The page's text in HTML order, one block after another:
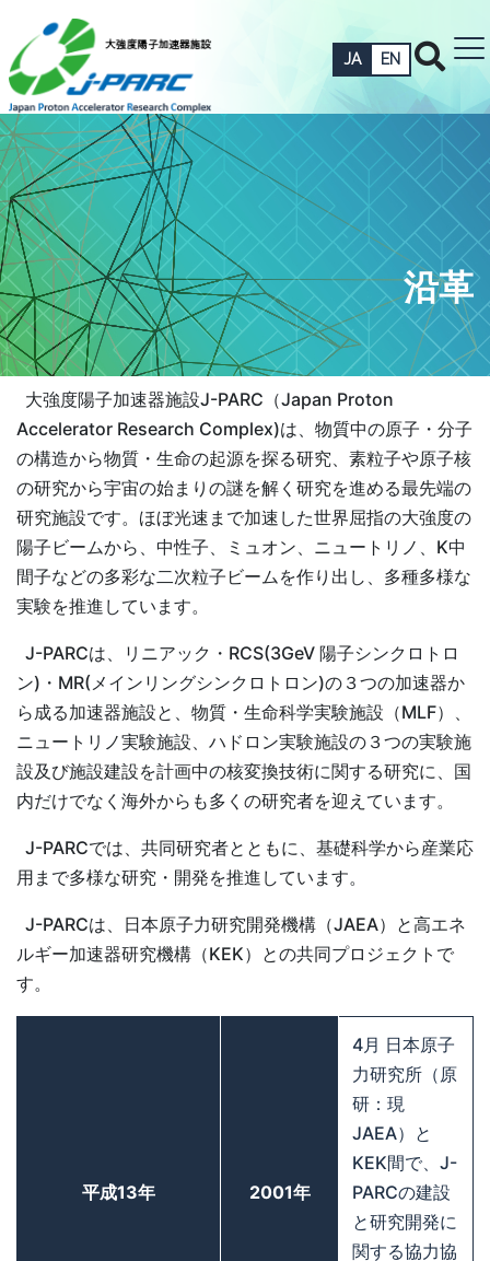
JA EN
沿革
大強度陽子加速器施設J-PARC（Japan Proton
Accelerator Research Complex)は、物質中の原子・分子
の構造から物質・生命の起源を探る研究、素粒子や原子核
の研究から宇宙の始まりの謎を解く研究を進める最先端の
研究施設です。ほぼ光速まで加速した世界屈指の大強度の
陽子ビームから、中性子、ミュオン、ニュートリノ、K中
間子などの多彩な二次粒子ビームを作り出し、多種多様な
実験を推進しています。
J-PARCは、リニアック・RCS(3GeV 陽子シンクロトロ
ン)・MR(メインリングシンクロトロン)の３つの加速器か
ら成る加速器施設と、物質・生命科学実験施設（MLF）、
ニュートリノ実験施設、ハドロン実験施設の３つの実験施
設及び施設建設を計画中の核変換技術に関する研究に、国
内だけでなく海外からも多くの研究者を迎えています。
J-PARCでは、共同研究者とともに、基礎科学から産業応
用まで多様な研究・開発を推進しています。
J-PARCは、日本原子力研究開発機構（JAEA）と高エネ
ルギー加速器研究機構（KEK）との共同プロジェクトで
す。
平成13年 2001年
4月 日本原子
力研究所（原
研：現
JAEA）と
KEK間で、J-
PARCの建設
と研究開発に
関する協力協